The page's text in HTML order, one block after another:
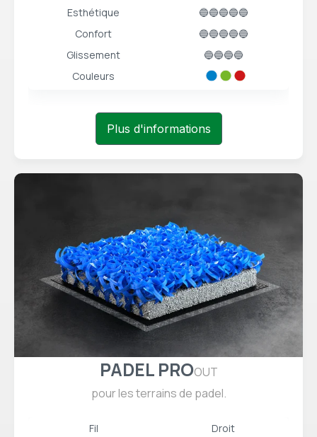
Esthétique
🔵🔵🔵🔵🔵
Confort
🔵🔵🔵🔵🔵
Glissement
🔵🔵🔵🔵
Couleurs
Plus d'informations
PADEL PROOUT
pour les terrains de padel.
Fil
Droit